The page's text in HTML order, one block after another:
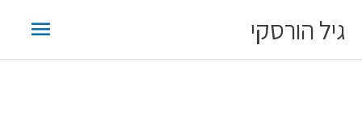
לתוכןגיל הורסקי
ראשי